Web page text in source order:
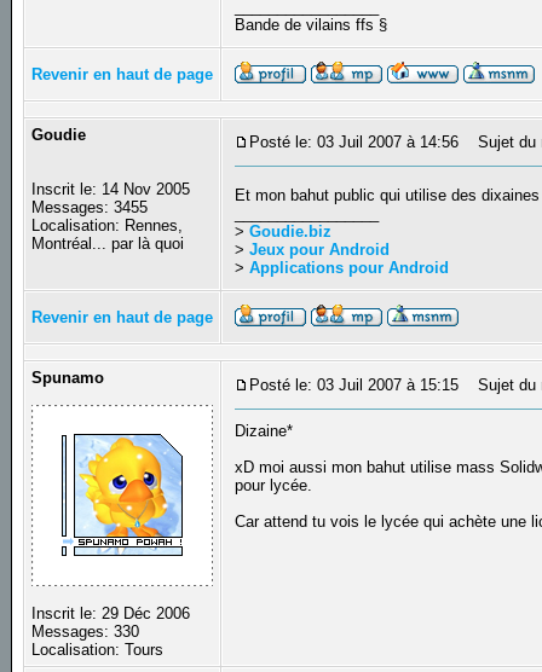
Bande de vilains ffs §
Revenir en haut de page
Goudie
Inscrit le: 14 Nov 2005
Messages: 3455
Localisation: Rennes,
Montréal... par là quoi
Posté le: 03 Juil 2007 à 14:56 Sujet du
Et mon bahut public qui utilise des
>Goudie.biz
>Jeux pour Android
>Applications pour Android
Revenir en haut de page
Spunamo
Inscrit le: 29 Déc 2006
Messages: 330
Localisation: Tours
Posté le: 03 Juil 2007 à 15:15 Sujet du
Dizaine*
xD moi aussi mon bahut utilise mass
pour lycée.
Car attend tu vois le lycée qui achète une